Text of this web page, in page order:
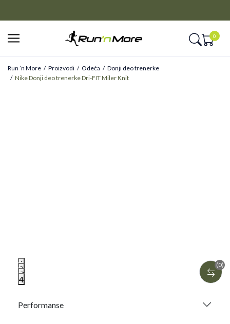
0
Run ’n More Proizvodi Odeća
Donji deo trenerke
Nike Donji deo trenerke Dri-FIT Miler Knit
(0)
1
2
3
4
Performanse